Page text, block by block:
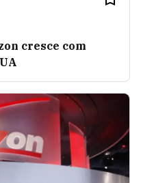
cresce com